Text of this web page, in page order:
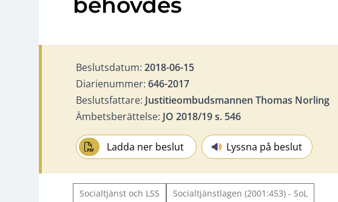
Beslutsdatum: 2018-06-15
Diarienummer: 646-2017
Beslutsfattare: Justitieombudsmannen Thomas Norling
Ämbetsberättelse: JO 2018/19 s. 546
Ladda ner beslut Lyssna på beslut
Socialtjänst och LSS
Socialtjänstlagen (2001:453) - SoL